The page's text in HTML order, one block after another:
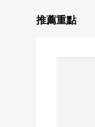
推薦重點